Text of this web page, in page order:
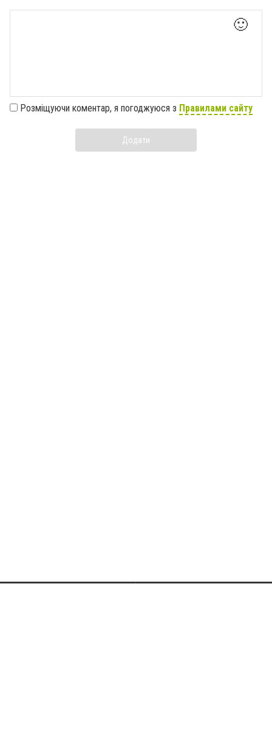
🙂
Розміщуючи коментар, я погоджуюся з Правилами сайту
Додати